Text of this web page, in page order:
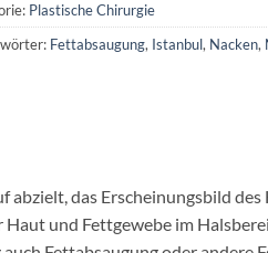
Plastische Chirurgie
Fettabsaugung, Istanbul, Nacken,
das Erscheinungsbild
und Fettgewebe im